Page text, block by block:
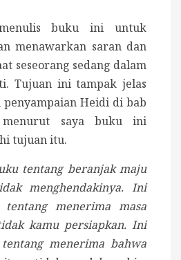
buku ini untuk
menawarkan saran dan
seseorang sedang dalam
Tujuan ini tampak jelas
Heidi di bab
saya buku ini
tujuan itu.
tentang beranjak maju
menghendakinya. Ini
menerima masa
kamu persiapkan. Ini
menerima bahwa